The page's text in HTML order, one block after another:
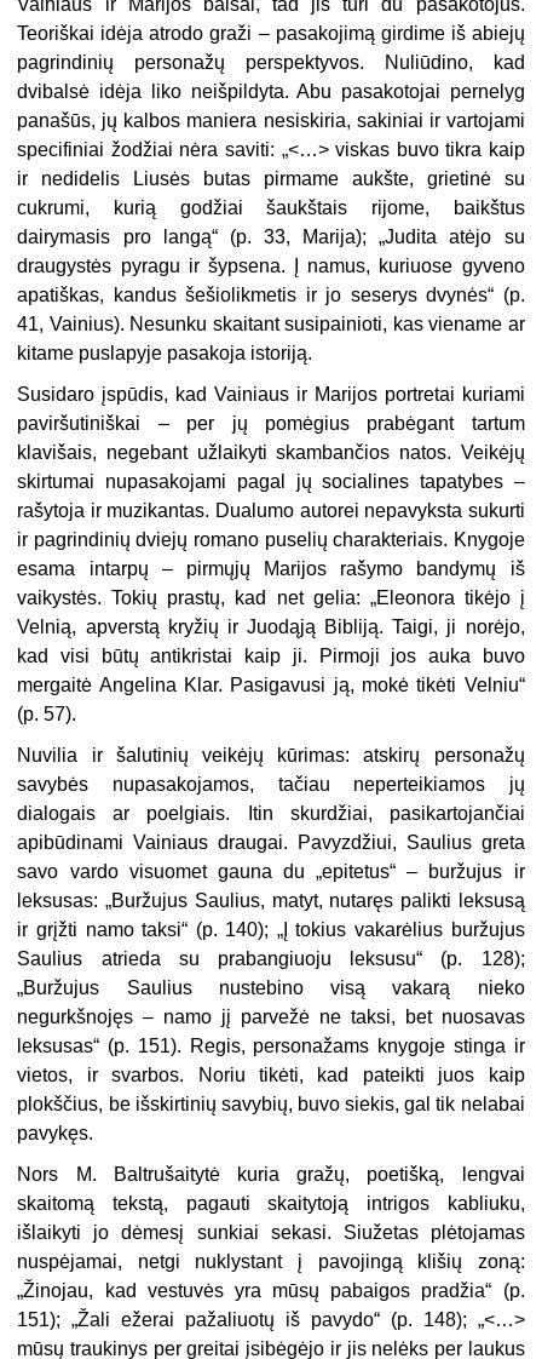
Vainiaus ir Marijos balsai, tad jis turi du pasakotojus.
Teoriškai idėja atrodo graži – pasakojimą girdime iš abiejų
pagrindinių personažų perspektyvos. Nuliūdino, kad
dvibalsė idėja liko neišpildyta. Abu pasakotojai pernelyg
panašūs, jų kalbos maniera nesiskiria, sakiniai ir vartojami
specifiniai žodžiai nėra saviti: „<…> viskas buvo tikra kaip
ir nedidelis Liusės butas pirmame aukšte, grietinė su
cukrumi, kurią godžiai šaukštais rijome, baikštus
dairymasis pro langą“ (p. 33, Marija); „Judita atėjo su
draugystės pyragu ir šypsena. Į namus, kuriuose gyveno
apatiškas, kandus šešiolikmetis ir jo seserys dvynės“ (p.
41, Vainius). Nesunku skaitant susipainioti, kas viename ar
kitame puslapyje pasakoja istoriją.
Susidaro įspūdis, kad Vainiaus ir Marijos portretai kuriami
paviršutiniškai – per jų pomėgius prabėgant tartum
klavišais, negebant užlaikyti skambančios natos. Veikėjų
skirtumai nupasakojami pagal jų socialines tapatybes –
rašytoja ir muzikantas. Dualumo autorei nepavyksta sukurti
ir pagrindinių dviejų romano puselių charakteriais. Knygoje
esama intarpų – pirmųjų Marijos rašymo bandymų iš
vaikystės. Tokių prastų, kad net gelia: „Eleonora tikėjo į
Velnią, apverstą kryžių ir Juodąją Bibliją. Taigi, ji norėjo,
kad visi būtų antikristai kaip ji. Pirmoji jos auka buvo
mergaitė Angelina Klar. Pasigavusi ją, mokė tikėti Velniu“
(p. 57).
Nuvilia ir šalutinių veikėjų kūrimas: atskirų personažų
savybės nupasakojamos, tačiau neperteikiamos jų
dialogais ar poelgiais. Itin skurdžiai, pasikartojančiai
apibūdinami Vainiaus draugai. Pavyzdžiui, Saulius greta
savo vardo visuomet gauna du „epitetus“ – buržujus ir
leksusas: „Buržujus Saulius, matyt, nutaręs palikti leksusą
ir grįžti namo taksi“ (p. 140); „Į tokius vakarėlius buržujus
Saulius atrieda su prabangiuoju leksusu“ (p. 128);
„Buržujus Saulius nustebino visą vakarą nieko
negurkšnojęs – namo jį parvežė ne taksi, bet nuosavas
leksusas“ (p. 151). Regis, personažams knygoje stinga ir
vietos, ir svarbos. Noriu tikėti, kad pateikti juos kaip
plokščius, be išskirtinių savybių, buvo siekis, gal tik nelabai
pavykęs.
Nors M. Baltrušaitytė kuria gražų, poetišką, lengvai
skaitomą tekstą, pagauti skaitytoją intrigos kabliuku,
išlaikyti jo dėmesį sunkiai sekasi. Siužetas plėtojamas
nuspėjamai, netgi nuklystant į pavojingą klišių zoną:
„Žinojau, kad vestuvės yra mūsų pabaigos pradžia“ (p.
151); „Žali ežerai pažaliuotų iš pavydo“ (p. 148); „<…>
mūsų traukinys per greitai įsibėgėjo ir jis nelėks per laukus